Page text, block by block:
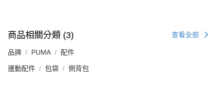
商品相關分類 (3) 查看全部
品牌 PUMA 配件
運動配件 包袋 側背包